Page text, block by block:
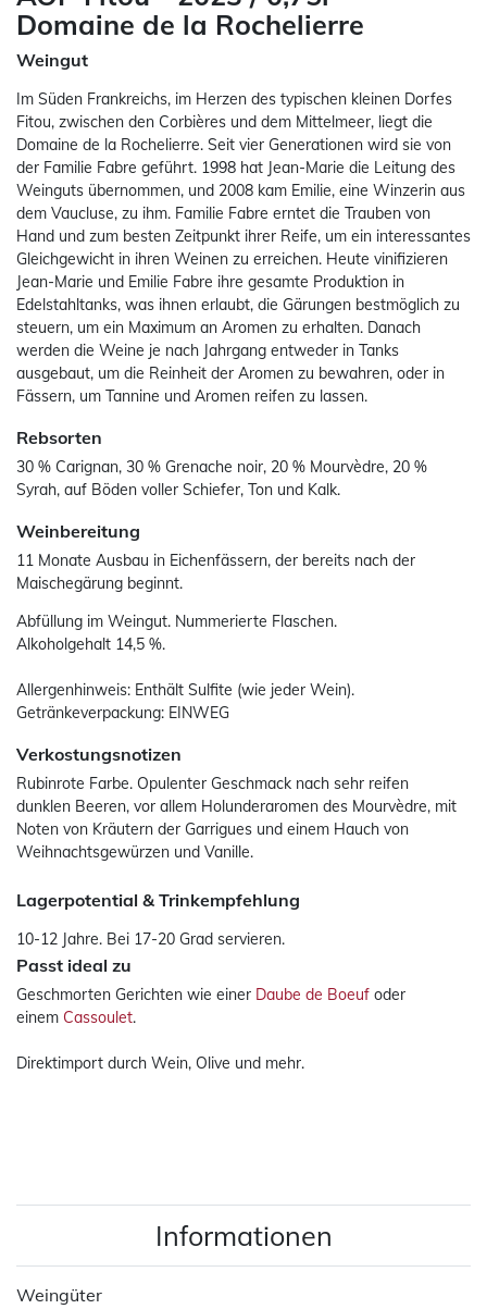
Domaine de la Rochelierre
Weingut
Im Süden Frankreichs, im Herzen des typischen kleinen Dorfes
Fitou, zwischen den Corbières und dem Mittelmeer, liegt die
Domaine de la Rochelierre. Seit vier Generationen wird sie von
der Familie Fabre geführt. 1998 hat Jean-Marie die Leitung des
Weinguts übernommen, und 2008 kam Emilie, eine Winzerin aus
dem Vaucluse, zu ihm. Familie Fabre erntet die Trauben von
Hand und zum besten Zeitpunkt ihrer Reife, um ein interessantes
Gleichgewicht in ihren Weinen zu erreichen. Heute vinifizieren
Jean-Marie und Emilie Fabre ihre gesamte Produktion in
Edelstahltanks, was ihnen erlaubt, die Gärungen bestmöglich zu
steuern, um ein Maximum an Aromen zu erhalten. Danach
werden die Weine je nach Jahrgang entweder in Tanks
ausgebaut, um die Reinheit der Aromen zu bewahren, oder in
Fässern, um Tannine und Aromen reifen zu lassen.
Rebsorten
30 % Carignan, 30 % Grenache noir, 20 % Mourvèdre, 20 %
Syrah, auf Böden voller Schiefer, Ton und Kalk.
Weinbereitung
11 Monate Ausbau in Eichenfässern, der bereits nach der
Maischegärung beginnt.
Abfüllung im Weingut. Nummerierte Flaschen.
Alkoholgehalt 14,5 %.
Allergenhinweis: Enthält Sulfite (wie jeder Wein).
Getränkeverpackung: EINWEG
Verkostungsnotizen
Rubinrote Farbe. Opulenter Geschmack nach sehr reifen
dunklen Beeren, vor allem Holunderaromen des Mourvèdre, mit
Noten von Kräutern der Garrigues und einem Hauch von
Weihnachtsgewürzen und Vanille.
Lagerpotential & Trinkempfehlung
10-12 Jahre. Bei 17-20 Grad servieren.
Passt ideal zu
Geschmorten Gerichten wie einer Daube de Boeuf oder
einem Cassoulet.
Direktimport durch Wein, Olive und mehr.
Informationen
Weingüter